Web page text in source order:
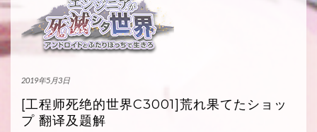
2019年5月3日
[工程师死绝的世界C3001]荒れ果てたショッ
プ 翻译及题解